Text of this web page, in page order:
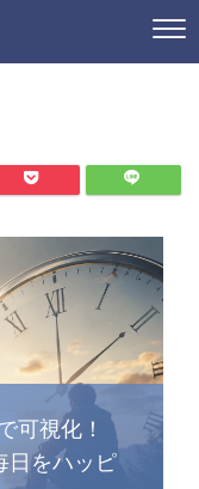
可視化！
日をハッピ